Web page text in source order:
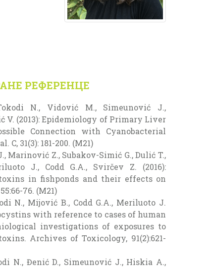
РЕФЕРЕНЦЕ
N., Vidović M., Simeunović J.,
(2013): Epidemiology of Primary Liver
Connection with Cyanobacterial
C, 31(3): 181-200. (M21)
Marinović Z., Subakov-Simić G., Dulić T.,
J., Codd G.A., Svirčev Z. (2016):
in fishponds and their effects on
76. (M21)
N., Mijović B., Codd G.A., Meriluoto J.
with reference to cases of human
investigations of exposures to
Archives of Toxicology, 91(2):621-
N., Đenić D., Simeunović J., Hiskia A.,